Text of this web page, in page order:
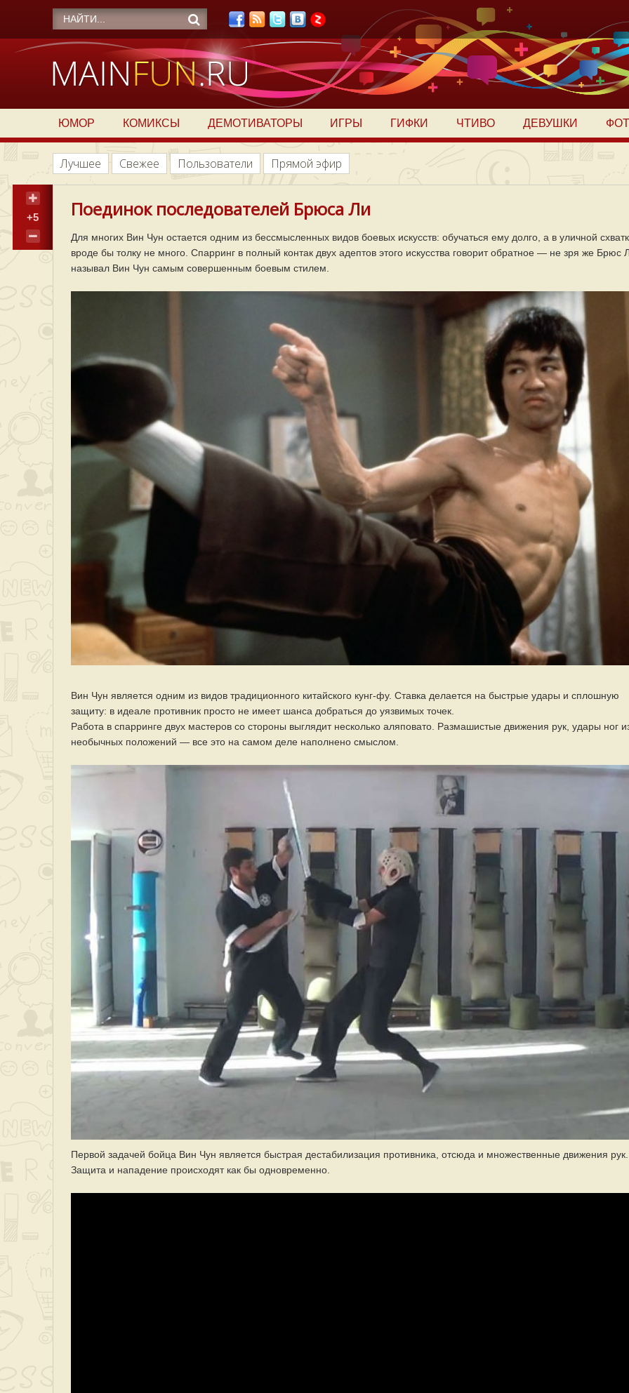
ЮМОР КОМИКСЫ ДЕМОТИВАТОРЫ ИГРЫ ГИФКИ ЧТИВО ДЕВУШКИ
Лучшее Свежее Пользователи Прямой эфир
+5 Поединок последователей Брюса Ли
Для многих Вин Чун остается одним из бессмысленных видов боевых искусств: обучаться ему долго, а в уличной
вроде бы толку не много. Спарринг в полный контак двух адептов этого искусства говорит обратное — не зря же Брюс
называл Вин Чун самым совершенным боевым стилем.
Вин Чун является одним из видов традиционного китайского кунг-фу. Ставка делается на быстрые удары и сплошную
защиту: в идеале противник просто не имеет шанса добраться до уязвимых точек.
Работа в спарринге двух мастеров со стороны выглядит несколько аляповато. Размашистые движения рук, удары ног
необычных положений — все это на самом деле наполнено смыслом.
Первой задачей бойца Вин Чун является быстрая дестабилизация противника, отсюда и множественные движения рук.
Защита и нападение происходят как бы одновременно.